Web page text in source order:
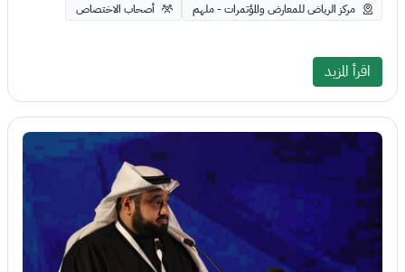
مركز الرياض للمعارض والمؤتمرات - ملهم أصحاب الاختصاص
اقرأ المزيد